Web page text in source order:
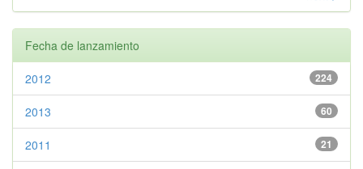
Fecha de lanzamiento
224
2012
60
2013
21
2011